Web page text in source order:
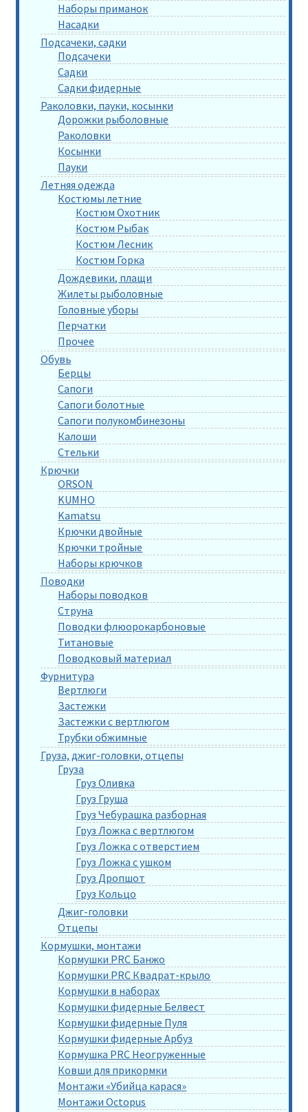
Наборы приманок
Насадки
Подсачеки, садки
Подсачеки
Садки
Садки фидерные
Раколовки, пауки, косынки
Дорожки рыболовные
Раколовки
Косынки
Пауки
Летняя одежда
Костюмы летние
Костюм Охотник
Костюм Рыбак
Костюм Лесник
Костюм Горка
Дождевики, плащи
Жилеты рыболовные
Головные уборы
Перчатки
Прочее
Обувь
Берцы
Сапоги
Сапоги болотные
Сапоги полукомбинезоны
Калоши
Стельки
Крючки
ORSON
KUMHO
Kamatsu
Крючки двойные
Крючки тройные
Наборы крючков
Поводки
Наборы поводков
Струна
Поводки флюорокарбоновые
Титановые
Поводковый материал
Фурнитура
Вертлюги
Застежки
Застежки с вертлюгом
Трубки обжимные
Груза, джиг-головки, отцепы
Груза
Груз Оливка
Груз Груша
Груз Чебурашка разборная
Груз Ложка с вертлюгом
Груз Ложка с отверстием
Груз Ложка с ушком
Груз Дропшот
Груз Кольцо
Джиг-головки
Отцепы
Кормушки, монтажи
Кормушки PRC Банжо
Кормушки PRC Квадрат-крыло
Кормушки в наборах
Кормушки фидерные Белвест
Кормушки фидерные Пуля
Кормушки фидерные Арбуз
Кормушка PRC Неогруженные
Ковши для прикормки
Монтажи «Убийца карася»
Монтажи Octopus